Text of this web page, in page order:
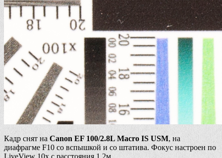
Кадр снят на Canon EF 100/2.8L Macro IS USM, на
диафрагме F10 со вспышкой и со штатива. Фокус настроен по